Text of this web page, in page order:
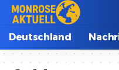
Deutschland